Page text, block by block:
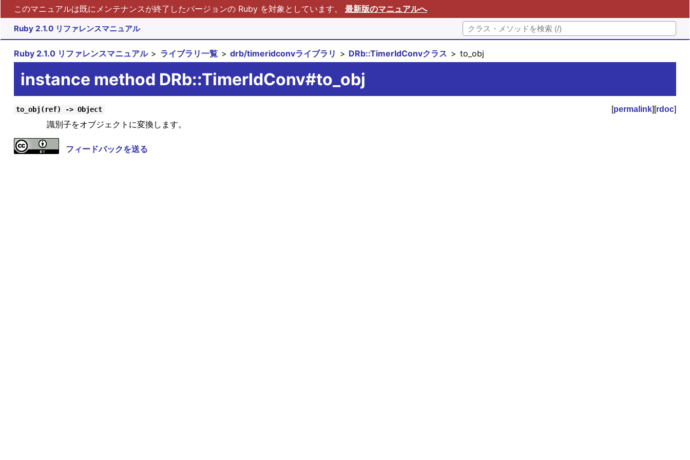
このマニュアルは既にメンテナンスが終了したバージョンの Ruby を対象としています。 最新版のマニュアルへ
Ruby 2.1.0 リファレンスマニュアル
Ruby 2.1.0 リファレンスマニュアル ライブラリ一覧 drb/timeridconvライブラリ DRb::TimerIdConvクラス to_obj
instance method DRb::TimerIdConv#to_obj
to_obj(ref) -> Object [permalink][rdoc]
識別子をオブジェクトに変換します。
フィードバックを送る